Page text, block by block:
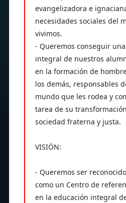
evangelizadora e
necesidades sociales del
vivimos.
- Queremos conseguir
integral de nuestros
en la formación de
los demás, responsables
mundo que les rodea y
tarea de su
sociedad fraterna y justa.
VISIÓN:
- Queremos ser
como un Centro de
en la educación integral